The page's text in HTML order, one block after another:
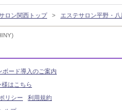
ロン関西トップ エステサロン平野・
ード導入のご案内
はこちら
リシー
利用規約